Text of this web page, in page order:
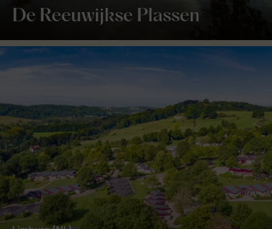
De Reeuwijkse Plassen